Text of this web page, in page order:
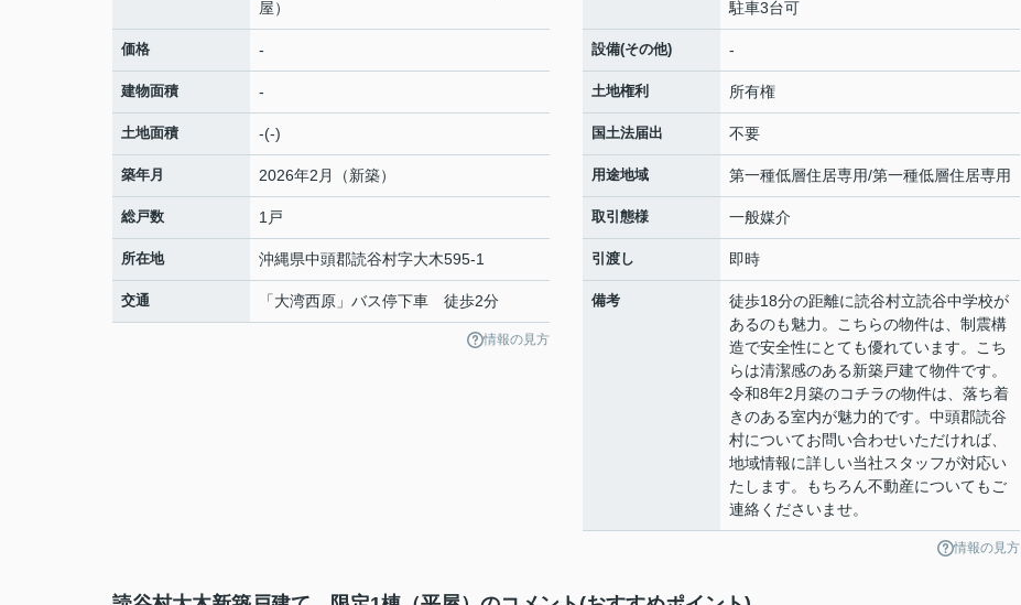
屋）
価格 -
建物面積 -
土地面積 -(-)
築年月 2026年2月（新築）
総戸数 1戸
所在地 沖縄県中頭郡読谷村字大木595-1
交通 「大湾西原」バス停下車 徒歩2分
情報の見方
駐車3台可
設備(その他) -
土地権利 所有権
国土法届出 不要
用途地域 第一種低層住居専用/第一種低層住居専用
取引態様 一般媒介
引渡し 即時
備考
徒歩18分の距離に読谷村立読谷中学校が
あるのも魅力。こちらの物件は、制震構
造で安全性にとても優れています。こち
らは清潔感のある新築戸建て物件です。
令和8年2月築のコチラの物件は、落ち着
きのある室内が魅力的です。中頭郡読谷
村についてお問い合わせいただければ、
地域情報に詳しい当社スタッフが対応い
たします。もちろん不動産についてもご
連絡くださいませ。
情報の見方